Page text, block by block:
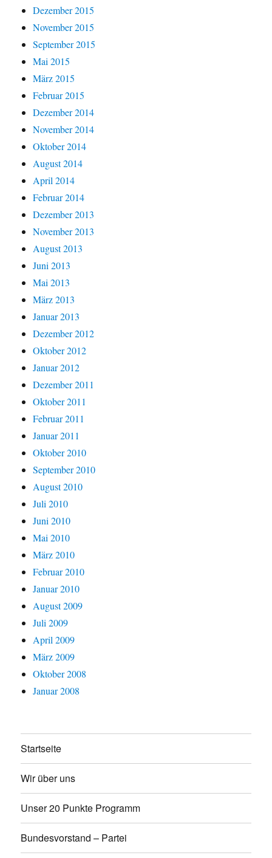
Dezember 2015
November 2015
September 2015
Mai 2015
März 2015
Februar 2015
Dezember 2014
November 2014
Oktober 2014
August 2014
April 2014
Februar 2014
Dezember 2013
November 2013
August 2013
Juni 2013
Mai 2013
März 2013
Januar 2013
Dezember 2012
Oktober 2012
Januar 2012
Dezember 2011
Oktober 2011
Februar 2011
Januar 2011
Oktober 2010
September 2010
August 2010
Juli 2010
Juni 2010
Mai 2010
März 2010
Februar 2010
Januar 2010
August 2009
Juli 2009
April 2009
März 2009
Oktober 2008
Januar 2008
Startseite
Wir über uns
Unser 20 Punkte Programm
Bundesvorstand – Partei